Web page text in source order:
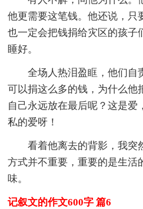
他更需要这笔钱。他还说，只
也一定会把钱捐给灾区的孩子
睡好。
全场人热泪盈眶，他们自
可以捐这么多的钱，为什么他
自己永远放在最后呢？这是爱
私的爱呀！
看着他离去的背影，我突
方式并不重要，重要的是生活
味。
记叙文的作文600字 篇6